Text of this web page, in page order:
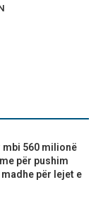
mbi 560 milionë
për pushim
për lejet e